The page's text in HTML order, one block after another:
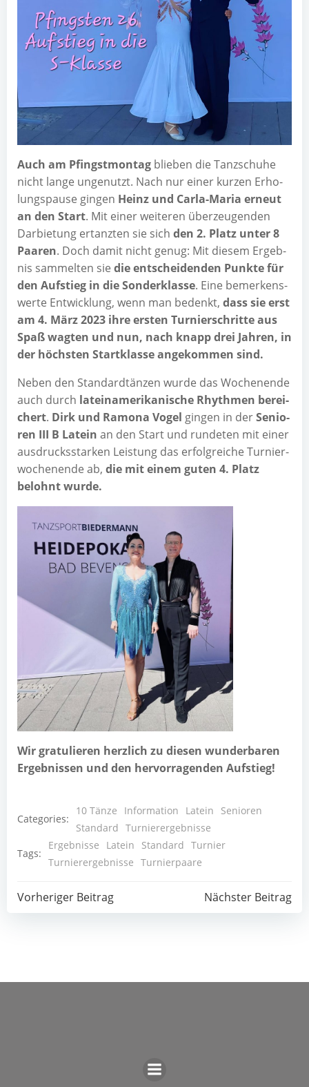
Auch am Pfingst­mon­tag blie­ben die Tanz­schu­he
nicht lan­ge unge­nutzt. Nach nur einer kur­zen Erho­
lungs­pau­se gin­gen Heinz und Car­la-Maria erneut
an den Start. Mit einer wei­te­ren über­zeu­gen­den
Dar­bie­tung ertanz­ten sie sich den 2. Platz unter 8
Paa­ren. Doch damit nicht genug: Mit die­sem Ergeb­
nis sam­mel­ten sie die ent­schei­den­den Punk­te für
den Auf­stieg in die Son­der­klas­se. Eine bemer­kens­
wer­te Ent­wick­lung, wenn man bedenkt, dass sie erst
am 4. März 2023 ihre ers­ten Tur­nier­schrit­te aus
Spaß wag­ten und nun, nach knapp drei Jah­ren, in
der höchs­ten Start­klas­se ange­kom­men sind.
Neben den Stan­dard­tän­zen wur­de das Wochen­en­de
auch durch latein­ame­ri­ka­ni­sche Rhyth­men berei­
chert. Dirk und Ramo­na Vogel gin­gen in derSenio­
ren III B Latein an den Start und run­de­ten mit einer
aus­drucks­star­ken Leis­tung das erfolg­rei­che Tur­nier­
wo­chen­en­de ab, die mit einem guten 4. Platz
belohnt wurde.
Wir gra­tu­lie­ren herz­lich zu die­sen wun­der­ba­ren
Ergeb­nis­sen und den her­vor­ra­gen­den Aufstieg!
Categories:
10 Tänze Information Latein
Senioren
Standard Turnierergebnisse
Tags:
Ergebnisse Latein Standard Turnier
Turnierergebnisse Turnierpaare
Post
Vorheriger Beitrag
PostNächster Beitrag